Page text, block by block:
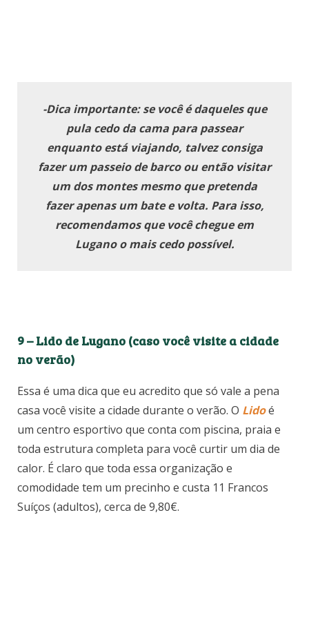
-Dica importante: se você é daqueles que
pula cedo da cama para passear
enquanto está viajando, talvez consiga
fazer um passeio de barco ou então visitar
um dos montes mesmo que pretenda
fazer apenas um bate e volta. Para isso,
recomendamos que você chegue em
Lugano o mais cedo possível.
9 – Lido de Lugano (caso você visite a cidade
no verão)
Essa é uma dica que eu acredito que só vale a pena
casa você visite a cidade durante o verão. O Lidoé
um centro esportivo que conta com piscina, praia e
toda estrutura completa para você curtir um dia de
calor. É claro que toda essa organização e
comodidade tem um precinho e custa 11 Francos
Suíços (adultos), cerca de 9,80€.